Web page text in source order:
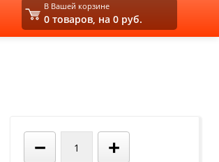
− +
В Вашей корзине
0 товаров, на 0 руб.